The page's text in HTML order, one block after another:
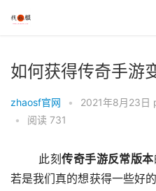
如何获得传奇手游
zhaosf官网 • 2021年8月23日
•
阅读 731
	此刻
传奇手游反常版本
若是我们真的想获得一些好